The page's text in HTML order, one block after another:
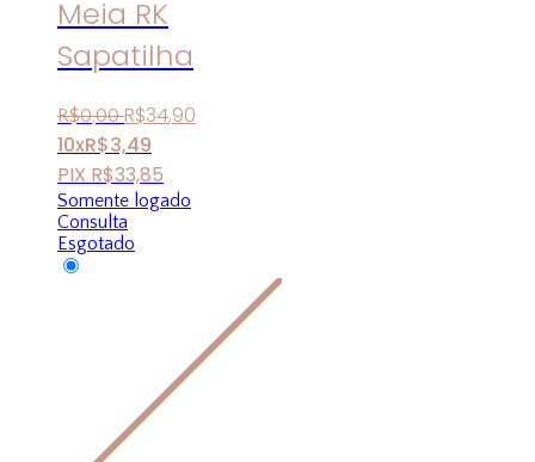
Meia RK
Sapatilha
R$0,00 R$34,90
10xR$3,49
PIX R$33,85
Somente logado
Consulta
Esgotado